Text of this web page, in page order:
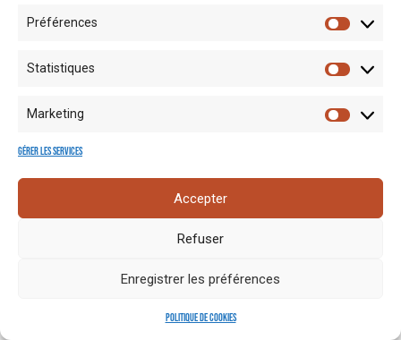
Préférences
Statistiques
Marketing
Gérer les services
Accepter
Refuser
Enregistrer les préférences
Politique de cookies
Mentions
Espace
presse